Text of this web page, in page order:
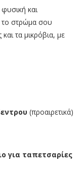
και
το στρώμα σου
τα μικρόβια, με
(προαιρετικά)
για ταπετσαρίες